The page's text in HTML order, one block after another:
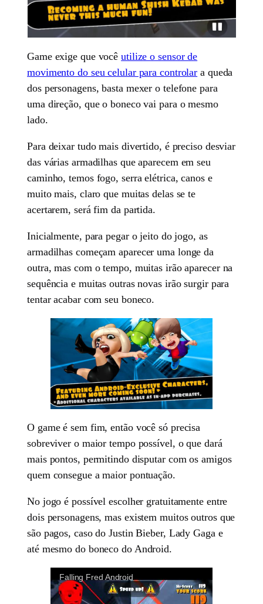
Game exige que vocêutilize o sensor de
movimento do seu celular para controlar a queda
dos personagens, basta mexer o telefone para
uma direção, que o boneco vai para o mesmo
lado.
Para deixar tudo mais divertido, é preciso desviar
das várias armadilhas que aparecem em seu
caminho, temos fogo, serra elétrica, canos e
muito mais, claro que muitas delas se te
acertarem, será fim da partida.
Inicialmente, para pegar o jeito do jogo, as
armadilhas começam aparecer uma longe da
outra, mas com o tempo, muitas irão aparecer na
sequência e muitas outras novas irão surgir para
tentar acabar com seu boneco.
O game é sem fim, então você só precisa
sobreviver o maior tempo possível, o que dará
mais pontos, permitindo disputar com os amigos
quem consegue a maior pontuação.
No jogo é possível escolher gratuitamente entre
dois personagens, mas existem muitos outros que
são pagos, caso do Justin Bieber, Lady Gaga e
até mesmo do boneco do Android.
Falling Fred Android